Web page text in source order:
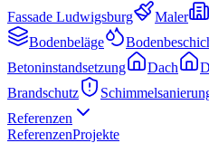
Fassade Ludwigsburg
Maler
Bodenbeläge
Betoninstandsetzung
Dach
Brandschutz
Referenzen
ReferenzenProjekte